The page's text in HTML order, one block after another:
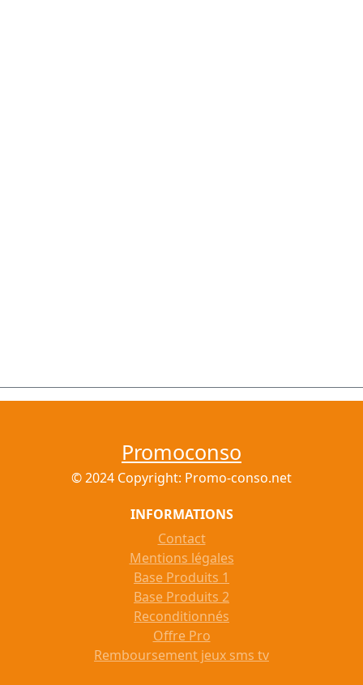
Promoconso
© 2024 Copyright: Promo-conso.net
INFORMATIONS
Contact
Mentions légales
Base Produits 1
Base Produits 2
Reconditionnés
Offre Pro
Remboursement jeux sms tv